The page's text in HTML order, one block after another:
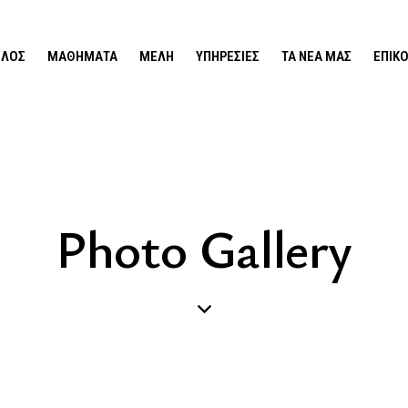
ΜΑΘΉΜΑΤΑ ΜΈΛΗ ΥΠΗΡΕΣΊΕΣ ΤΑ ΝΕΑ ΜΑΣ
Photo Gallery